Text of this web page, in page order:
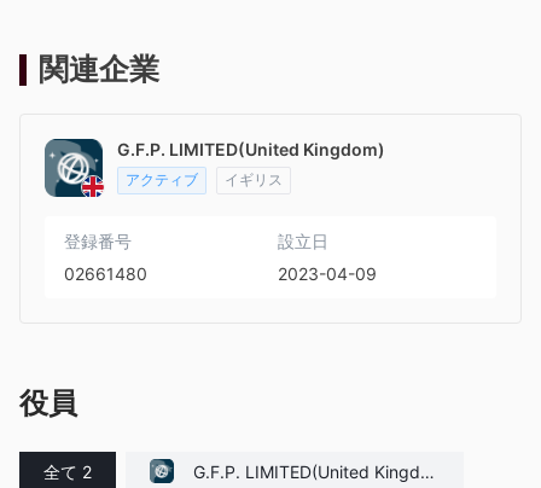
関連企業
G.F.P. LIMITED(United Kingdom)
アクティブ イギリス
登録番号
02661480
設立日
2023-04-09
役員
全て 2 G.F.P. LIMITED(United Kingdo